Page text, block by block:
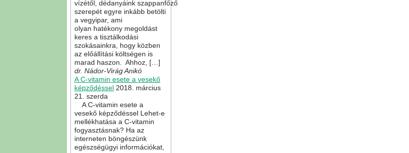
vízétől, dédanyáink szappanfőző
szerepét egyre inkább betölti
a vegyipar, ami
olyan hatékony megoldást
keres a tisztálkodási
szokásainkra, hogy közben
az előállítási költségen is
marad haszon. Ahhoz, […]
dr. Nádor-Virág Anikó
A C-vitamin esete a vesekő
képződéssel 2018. március
21. szerda
A C-vitamin esete a
vesekő képződéssel Lehet-e
mellékhatása a C-vitamin
fogyasztásnak? Ha az
interneten böngészünk
egészségügyi információkat,